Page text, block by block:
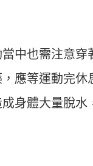
中也需注意穿
應等運動完休
身體大量脫水